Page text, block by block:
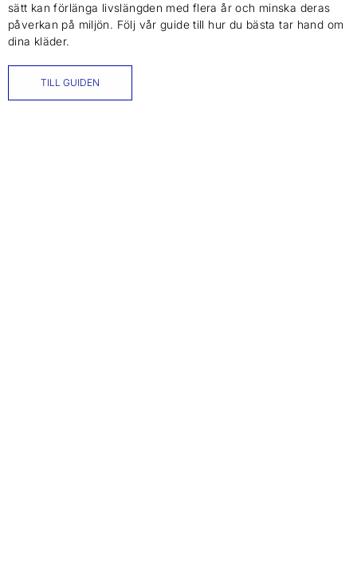
sätt kan förlänga livslängden med flera år och minska deras
påverkan på miljön. Följ vår guide till hur du bästa tar hand om
dina kläder.
TILL GUIDEN